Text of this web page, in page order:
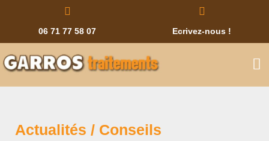
06 71 77 58 07 Ecrivez-nous !
Actualités / Conseils